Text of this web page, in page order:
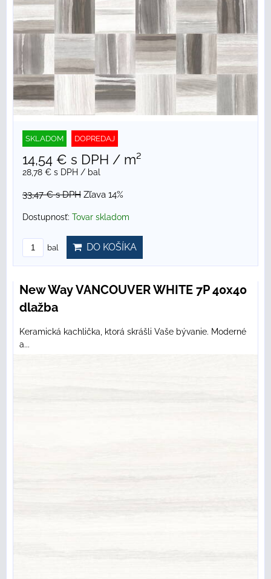
SKLADOM DOPREDAJ
14,54 € s DPH / m²
28,78 € s DPH / bal
33,47 €s DPH Zľava 14%
Dostupnosť: Tovar skladom
bal DO KOŠÍKA
New Way VANCOUVER WHITE 7P 40x40
dlažba
Keramická kachlička, ktorá skrášli Vaše bývanie. Moderné
a...